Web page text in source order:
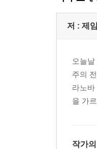
저 : 제
오늘
주의
라노
을 가
작가